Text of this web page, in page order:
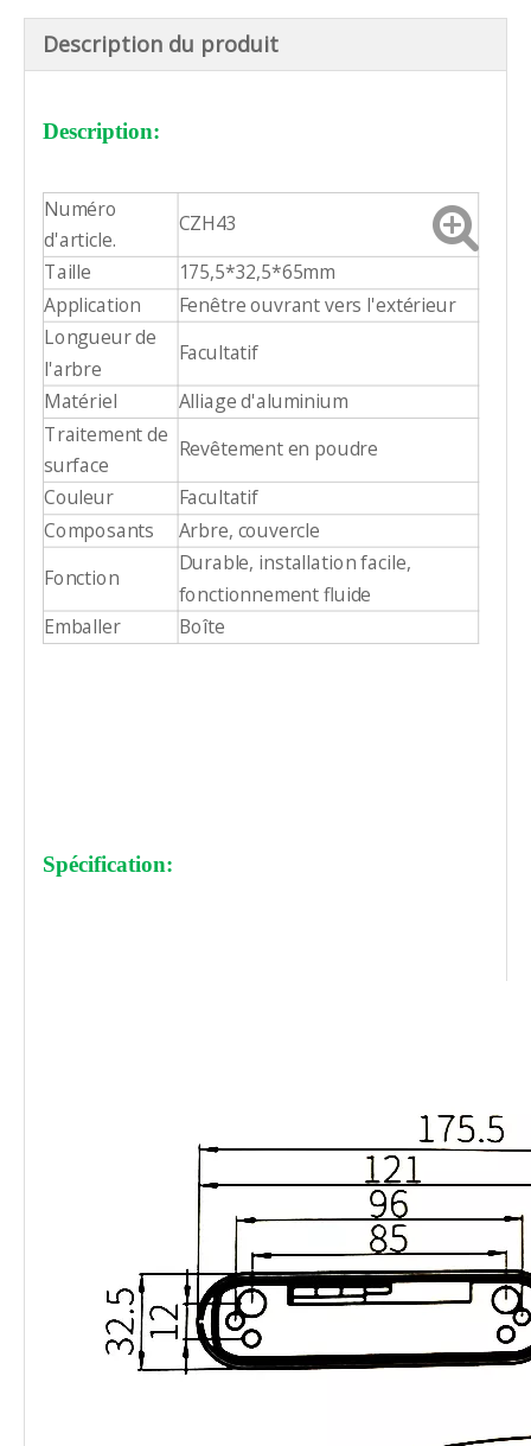
Description du produit
Description:
Numéro
d'article.
CZH43
Taille 175,5*32,5*65mm
Application
Fenêtre ouvrant vers l'extérieur
Longueur de
l'arbre
Facultatif
Matériel
Alliage d'aluminium
Traitement de
surface
Revêtement en poudre
Couleur
Facultatif
Composants
Arbre, couvercle
Fonction
Durable, installation facile,
fonctionnement fluide
Emballer
Boîte
Spécification: